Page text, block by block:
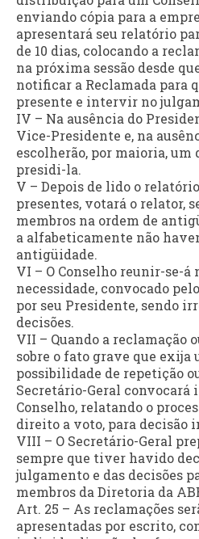
enviando cópia para a
apresentará seu relatório
de 10 dias, colocando a
na próxima sessão desde
notificar a Reclamada para
presente e intervir no
IV – Na ausência do
Vice-Presidente e, na
escolherão, por maioria, um
presidi-la.
V – Depois de lido o
presentes, votará o relator,
membros na ordem de
a alfabeticamente não
antigüidade.
VI – O Conselho reunir-se-á
necessidade, convocado
por seu Presidente, sendo
decisões.
VII – Quando a reclamação
sobre o fato grave que exija
possibilidade de repetição
Secretário-Geral convocará
Conselho, relatando o
direito a voto, para decisão
VIII – O Secretário-Geral
sempre que tiver havido
julgamento e das decisões
membros da Diretoria da
Art. 25 – As reclamações
apresentadas por escrito,